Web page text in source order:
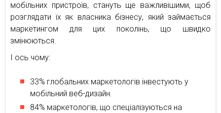
мобільних пристроїв, стануть ще важливішими, щоб
розглядати їх як власника бізнесу, який займається
маркетингом для цих поколінь, що швидко
змінюються.
І ось чому:
33% глобальних маркетологів інвестують у
мобільний веб-дизайн.
84% маркетологів, що спеціалізуються на